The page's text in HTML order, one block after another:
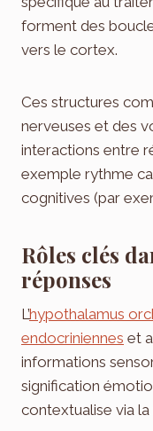
forment des
vers le cortex.
Ces structures
nerveuses et des
interactions entre
exemple rythme
cognitives (par
Rôles clés
réponses
L’hypothalamus
endocriniennes et
informations
signification
contextualise via